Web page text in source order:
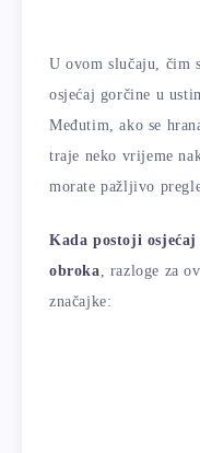
U ovom slučaju, čim
osjećaj gorčine u
Međutim, ako se
traje neko vrijeme
morate pažljivo
Kada postoji
obroka, razloge za
značajke: